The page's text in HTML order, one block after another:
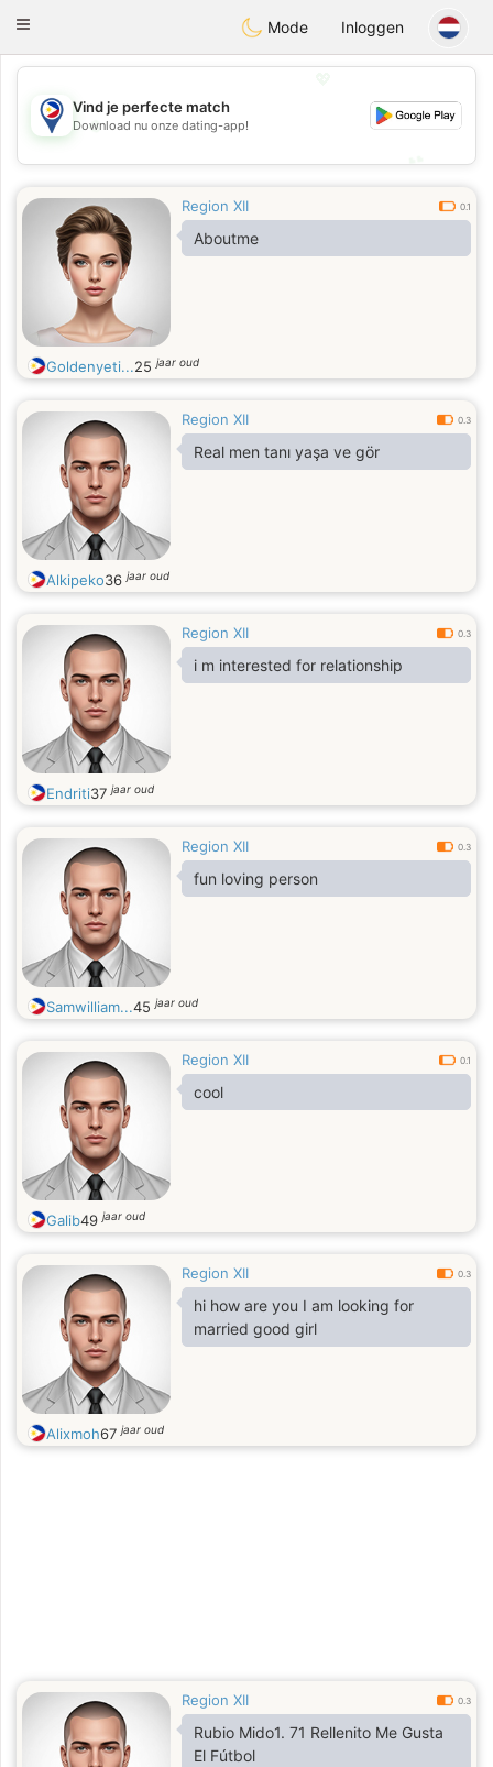
PhilippinesChat
Toggle
Mode Inloggen
💖
💕
Vind je perfecte match
Download nu onze dating-app!
Region XII 0.1
Aboutme
Goldenyeti...25jaar oud
Region XII 0.3
Real men tanı yaşa ve gör
Alkipeko36jaar oud
Region XII 0.3
i m interested for relationship
Endriti37jaar oud
Region XII 0.3
fun loving person
Samwilliam...45jaar oud
Region XII 0.1
cool
Galib49jaar oud
Region XII 0.3
hi how are you I am looking for
married good girl
Alixmoh67jaar oud
Region XII 0.3
Rubio Mido1. 71 Rellenito Me Gusta
El Fútbol